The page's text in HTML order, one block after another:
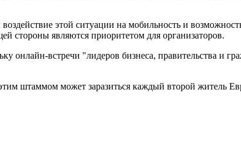
этой ситуации на мобильность и
стороны являются приоритетом для организаторов.
онлайн-встречи "лидеров бизнеса, правительства и
штаммом может заразиться каждый второй житель